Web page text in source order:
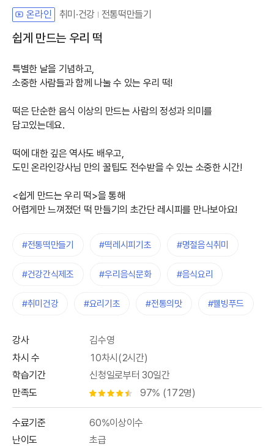
온라인 취미·건강 전통떡만들기
쉽게 만드는 우리 떡
특별한 날을 기념하고,
소중한 사람들과 함께 나눌 수 있는 우리 떡!
떡은 단순한 음식 이상의 만드는 사람의 정성과 의미를
담고있는데요.
떡에 대한 깊은 역사도 배우고,
도민 온라인강사님 만의 꿀팁도 전수받을 수 있는 소중한 시간!
<쉽게 만드는 우리 떡>을 통해
어렵게만 느껴졌던 떡 만들기의 초간단 레시피를 만나보아요!
#전통떡만들기 #떡레시피기초 #명절음식취미
#건강간식제조 #우리음식문화 #음식요리
#취미건강 #요리기초 #전통의맛 #웰빙푸드
강사
김수영
차시 수
10차시(2시간)
학습기간
신청일로부터 30일간
만족도
별점 4.5개 97% (172명)
수료기준
60%이상이수
난이도
초급